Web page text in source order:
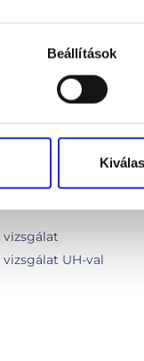
Beállítások
UH-val